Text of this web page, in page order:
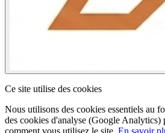
Ce site utilise des cookies
Nous utilisons des cookies essentiels au
des cookies d'analyse (Google Analytics)